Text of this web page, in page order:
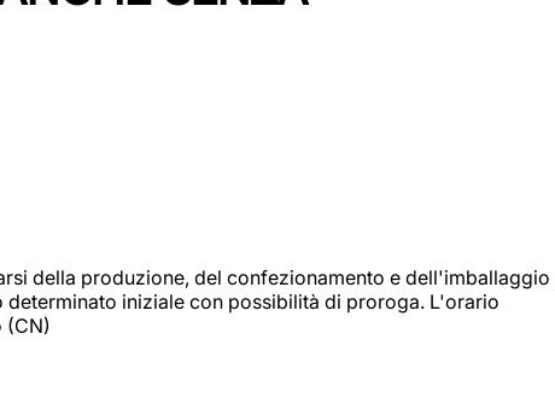
della produzione, del confezionamento e dell'imballaggio
iniziale con possibilità di proroga. L'orario
(CN)